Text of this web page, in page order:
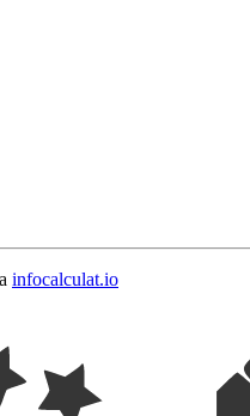
infocalculat.io